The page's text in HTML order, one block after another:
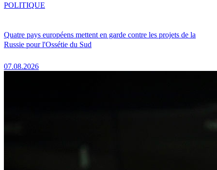
Quatre pays européens mettent en garde contre les projets de la
Russie pour l'Ossétie du Sud
07.08.2026
POLITIQUE